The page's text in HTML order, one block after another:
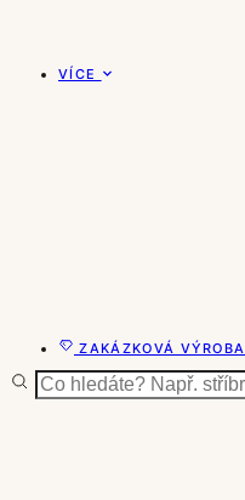
VÍCE
ZAKÁZKOVÁ VÝROBA